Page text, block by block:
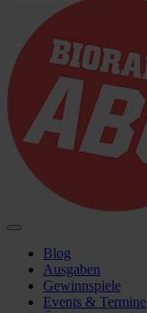
Blog
Ausgaben
Gewinnspiele
Events & Termine